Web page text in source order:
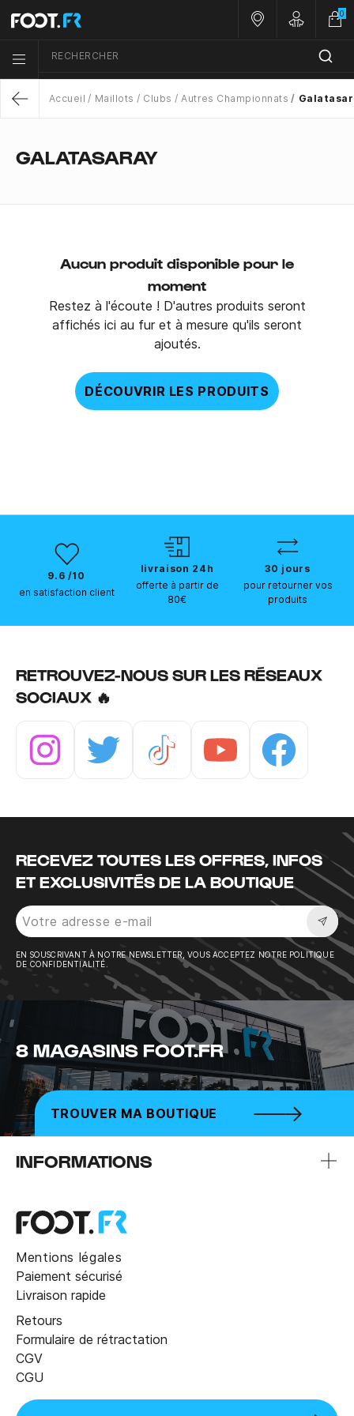
Menu list icon
RECHERCHER
Nos magasins
Customer
0
Accueil Maillots Clubs Autres Championnats
GALATASARAY
Aucun produit disponible pour le
moment
Restez à l'écoute ! D'autres produits seront
affichés ici au fur et à mesure qu'ils seront
ajoutés.
DÉCOUVRIR LES PRODUITS
9.6 /10
en satisfaction client
livraison 24h
offerte à partir de
80€
30 jours
pour retourner vos
produits
RETROUVEZ-NOUS SUR LES RÉSEAUX
SOCIAUX 🔥
RECEVEZ TOUTES LES OFFRES, INFOS
ET EXCLUSIVITÉS DE LA BOUTIQUE
EN SOUSCRIVANT À NOTRE NEWSLETTER, VOUS ACCEPTEZ NOTRE POLITIQUE
DE CONFIDENTIALITÉ.
8 MAGASINS FOOT.FR
TROUVER MA BOUTIQUE
INFORMATIONS
Mentions légales
Paiement sécurisé
Livraison rapide
Retours
Formulaire de rétractation
CGV
CGU